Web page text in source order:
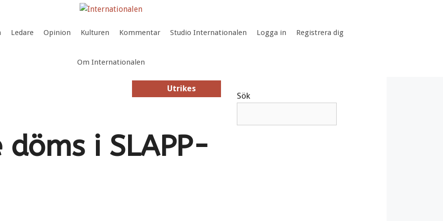
Ledare Opinion Kulturen Kommentar Studio Internationalen Logga in Registrera dig
Om Internationalen
Utrikes
Utrikes
döms i SLAPP-
Sök